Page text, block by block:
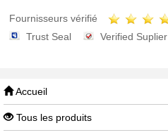
Fournisseurs vérifié
Trust Seal
Verified Suplier
Accueil
Tous les produits